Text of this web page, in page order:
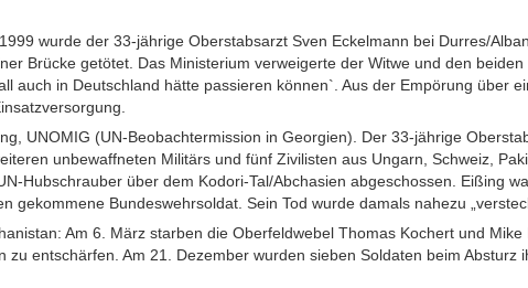
wurde der 33-jährige Oberstabsarzt Sven Eckelmann bei Durres/
Brücke getötet. Das Ministerium verweigerte der Witwe und den beiden
auch in Deutschland hätte passieren können`. Aus der Empörung über
UNOMIG (UN-Beobachtermission in Georgien). Der 33-jährige
unbewaffneten Militärs und fünf Zivilisten aus Ungarn, Schweiz,
Hubschrauber über dem Kodori-Tal/Abchasien abgeschossen. Eißing
gekommene Bundeswehrsoldat. Sein Tod wurde damals nahezu
Am 6. März starben die Oberfeldwebel Thomas Kochert und Mike
zu entschärfen. Am 21. Dezember wurden sieben Soldaten beim Absturz